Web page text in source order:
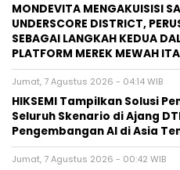
MONDEVITA MENGAKUISISI
UNDERSCORE DISTRICT,
SEBAGAI LANGKAH KEDUA
PLATFORM MEREK MEWAH
Jumat, 7 Agustus 2026 - 04:14 WIB
HIKSEMI Tampilkan Solusi
Seluruh Skenario di Ajang
Pengembangan AI di Asia
Jumat, 7 Agustus 2026 - 00:42 WIB